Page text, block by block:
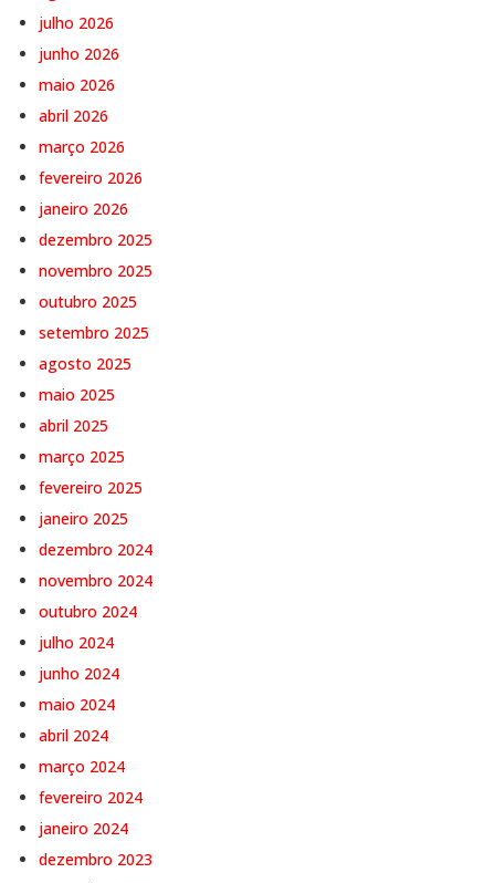
julho 2026
junho 2026
maio 2026
abril 2026
março 2026
fevereiro 2026
janeiro 2026
dezembro 2025
novembro 2025
outubro 2025
setembro 2025
agosto 2025
maio 2025
abril 2025
março 2025
fevereiro 2025
janeiro 2025
dezembro 2024
novembro 2024
outubro 2024
julho 2024
junho 2024
maio 2024
abril 2024
março 2024
fevereiro 2024
janeiro 2024
dezembro 2023